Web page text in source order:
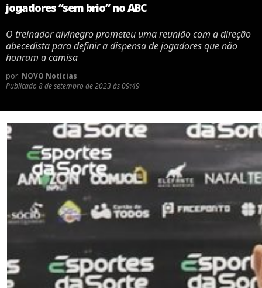
jogadores “sem brio” no ABC
O treinador alvinegro prometeu uma reunião com a direção
abecedista para definir a dispensa de jogadores que não
honram a camisa
por: NOVO Notícias
Publicado 8 de setembro de 2023 às 09:49